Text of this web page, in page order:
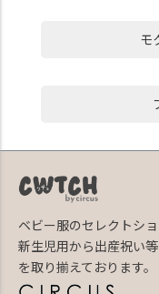
モ
ベビー服のセレクトショ
新生児用から出産祝い
を取り揃えております。